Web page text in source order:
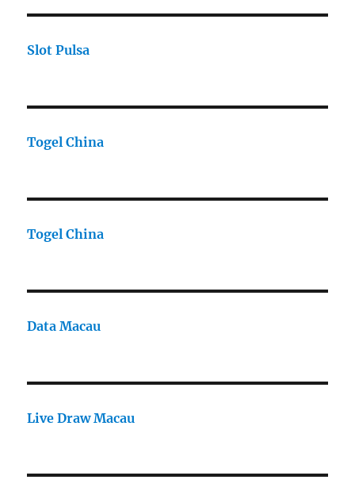
Slot Pulsa
Togel China
Togel China
Data Macau
Live Draw Macau